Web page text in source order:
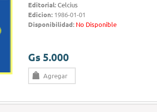
Editorial:Celcius
Edicion: 1986-01-01
Disponibilidad: No Disponible
Gs 5.000
Agregar